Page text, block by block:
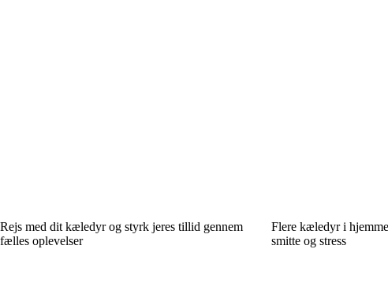
Rejs med dit kæledyr og styrk jeres tillid gennem
fælles oplevelser
Flere kæledyr i
smitte og stress